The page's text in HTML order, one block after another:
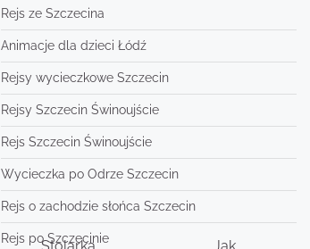
Rejs ze Szczecina
Animacje dla dzieci Łódź
Rejsy wycieczkowe Szczecin
Rejsy Szczecin Świnoujście
Rejs Szczecin Świnoujście
Wycieczka po Odrze Szczecin
Rejs o zachodzie słońca Szczecin
Rejs po Szczecinie